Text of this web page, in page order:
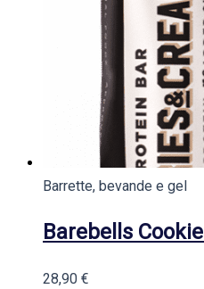
Barrette, bevande e gel
Barebells
28,90 €